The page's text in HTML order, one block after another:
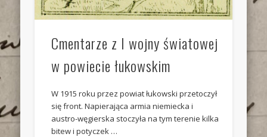
Cmentarze z I wojny światowej
w powiecie łukowskim
W 1915 roku przez powiat łukowski przetoczył
się front. Napierająca armia niemiecka i
austro-węgierska stoczyła na tym terenie kilka
bitew i potyczek …